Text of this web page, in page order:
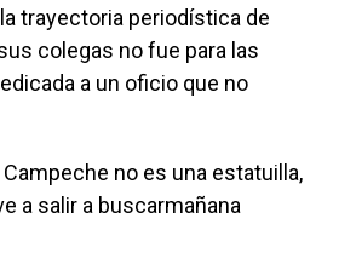
trayectoria periodística de
colegas no fue para las
a un oficio que no
no es una estatuilla,
a salir a buscarmañana